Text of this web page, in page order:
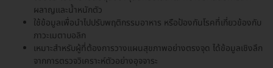
ผลาญและน้ำหนักตัว
ใช้ข้อมูลเพื่อนำไปปรับพฤติกรรมอาหาร หรือป้องกันโรคที่เกี่ยวข้องกับ
ภาวะเมตาบอลิก
เหมาะสำหรับผู้ที่ต้องการวางแผนสุขภาพอย่างตรงจุด ได้ข้อมูลเชิงลึก
จากการตรวจวิเคราะห์ตัวอย่างอุจจาระ